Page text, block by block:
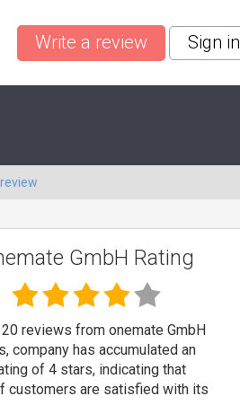
Write a review Sign in
GmbH Rating
reviews from onemate GmbH
company has accumulated an
of 4 stars, indicating that
customers are satisfied with its